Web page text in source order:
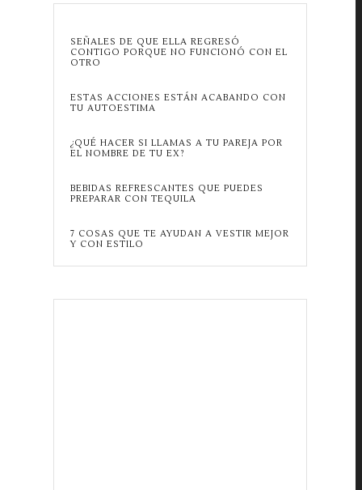
SEÑALES DE QUE ELLA REGRESÓ
CONTIGO PORQUE NO FUNCIONÓ CON EL
OTRO
ESTAS ACCIONES ESTÁN ACABANDO CON
TU AUTOESTIMA
¿QUÉ HACER SI LLAMAS A TU PAREJA POR
EL NOMBRE DE TU EX?
BEBIDAS REFRESCANTES QUE PUEDES
PREPARAR CON TEQUILA
7 COSAS QUE TE AYUDAN A VESTIR MEJOR
Y CON ESTILO